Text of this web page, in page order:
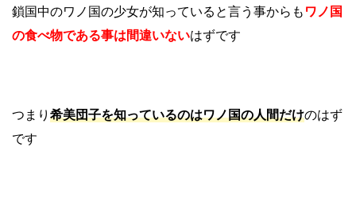
鎖国中のワノ国の少女が知っていると言う事からも ワノ国
の食べ物である事は間違いないはずです
つまり 希美団子を知っているのはワノ国の人間だけのはず
です